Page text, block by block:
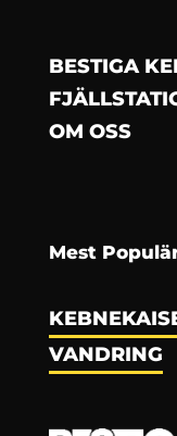
BESTIGA
OM OSS
Mest
VANDRING